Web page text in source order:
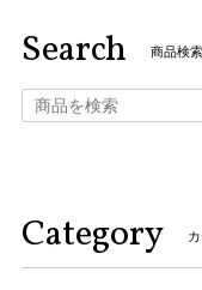
Search 商品検索
Category